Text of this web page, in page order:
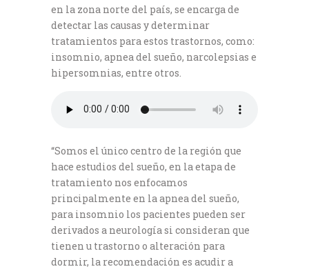
en la zona norte del país, se encarga de
detectar las causas y determinar
tratamientos para estos trastornos, como:
insomnio, apnea del sueño, narcolepsias e
hipersomnias, entre otros.
“Somos el único centro de la región que
hace estudios del sueño, en la etapa de
tratamiento nos enfocamos
principalmente en la apnea del sueño,
para insomnio los pacientes pueden ser
derivados a neurología si consideran que
tienen u trastorno o alteración para
dormir, la recomendación es acudir a